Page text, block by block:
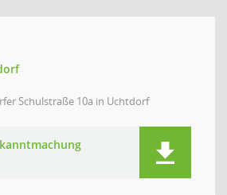
Schulstraße 10a in Uchtdorf